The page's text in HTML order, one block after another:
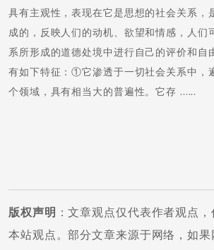
具有主观性，表现在它是思想的社会关系，
成的，反映人们的动机、欲望和情感，人们
系所形成的道德处境中进行自己的评价和自
有如下特征：①它渗透于一切社会关系中，
个领域，具有相当大的普遍性。它存 ......
版权声明 ：文章观点仅代表作者观点
本站观点。部分文章来源于网络，如